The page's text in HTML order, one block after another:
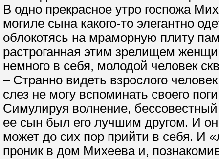
В одно прекрасное утро госпожа
могиле сына какого-то элегантно
облокотясь на мраморную плиту
растроганная этим зрелищем
немного в себя, молодой человек
– Странно видеть взрослого
слез не могу вспоминать своего
Симулируя волнение,
ее сын был его лучшим другом. И
может до сих пор прийти в себя. И
проник в дом Михеева и,